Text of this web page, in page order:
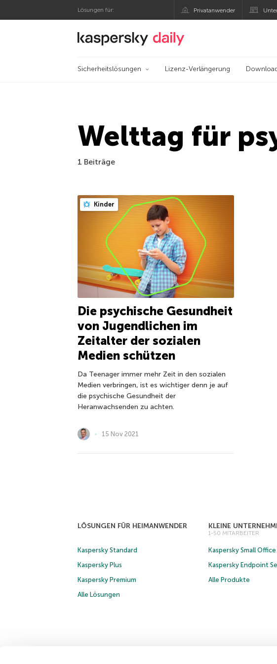
Lösungen für: Privatanwender
Offizieller Blog von Kaspersky
Sicherheitslösungen Lizenz-Verlängerung
Welttag für
1 Beiträge
Kinder
Die psychische Gesundheit
von Jugendlichen im
Zeitalter der sozialen
Medien schützen
Da Teenager immer mehr Zeit in den sozialen
Medien verbringen, ist es wichtiger denn je auf
die psychische Gesundheit der
Heranwachsenden zu achten.
15 Nov 2021
LÖSUNGEN FÜR HEIMANWENDER
Kaspersky Standard
Kaspersky Plus
Kaspersky Premium
Alle Lösungen
KLEINE
1-50 MITARBEITER
Kaspersky Small
Kaspersky Endpoint
Alle Produkte